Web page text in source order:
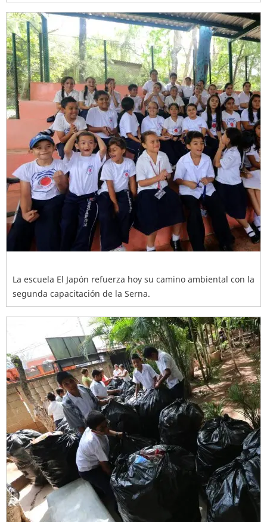
La escuela El Japón refuerza hoy su camino ambiental con la
segunda capacitación de la Serna.